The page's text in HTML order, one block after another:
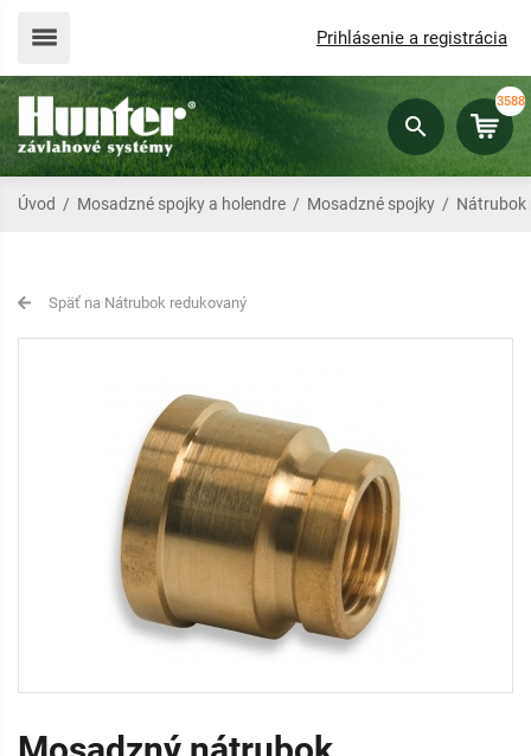
Prihlásenie a registrácia
3588
Úvod / Mosadzné spojky a holendre / Mosadzné spojky / Nátrubok
Späť na Nátrubok redukovaný